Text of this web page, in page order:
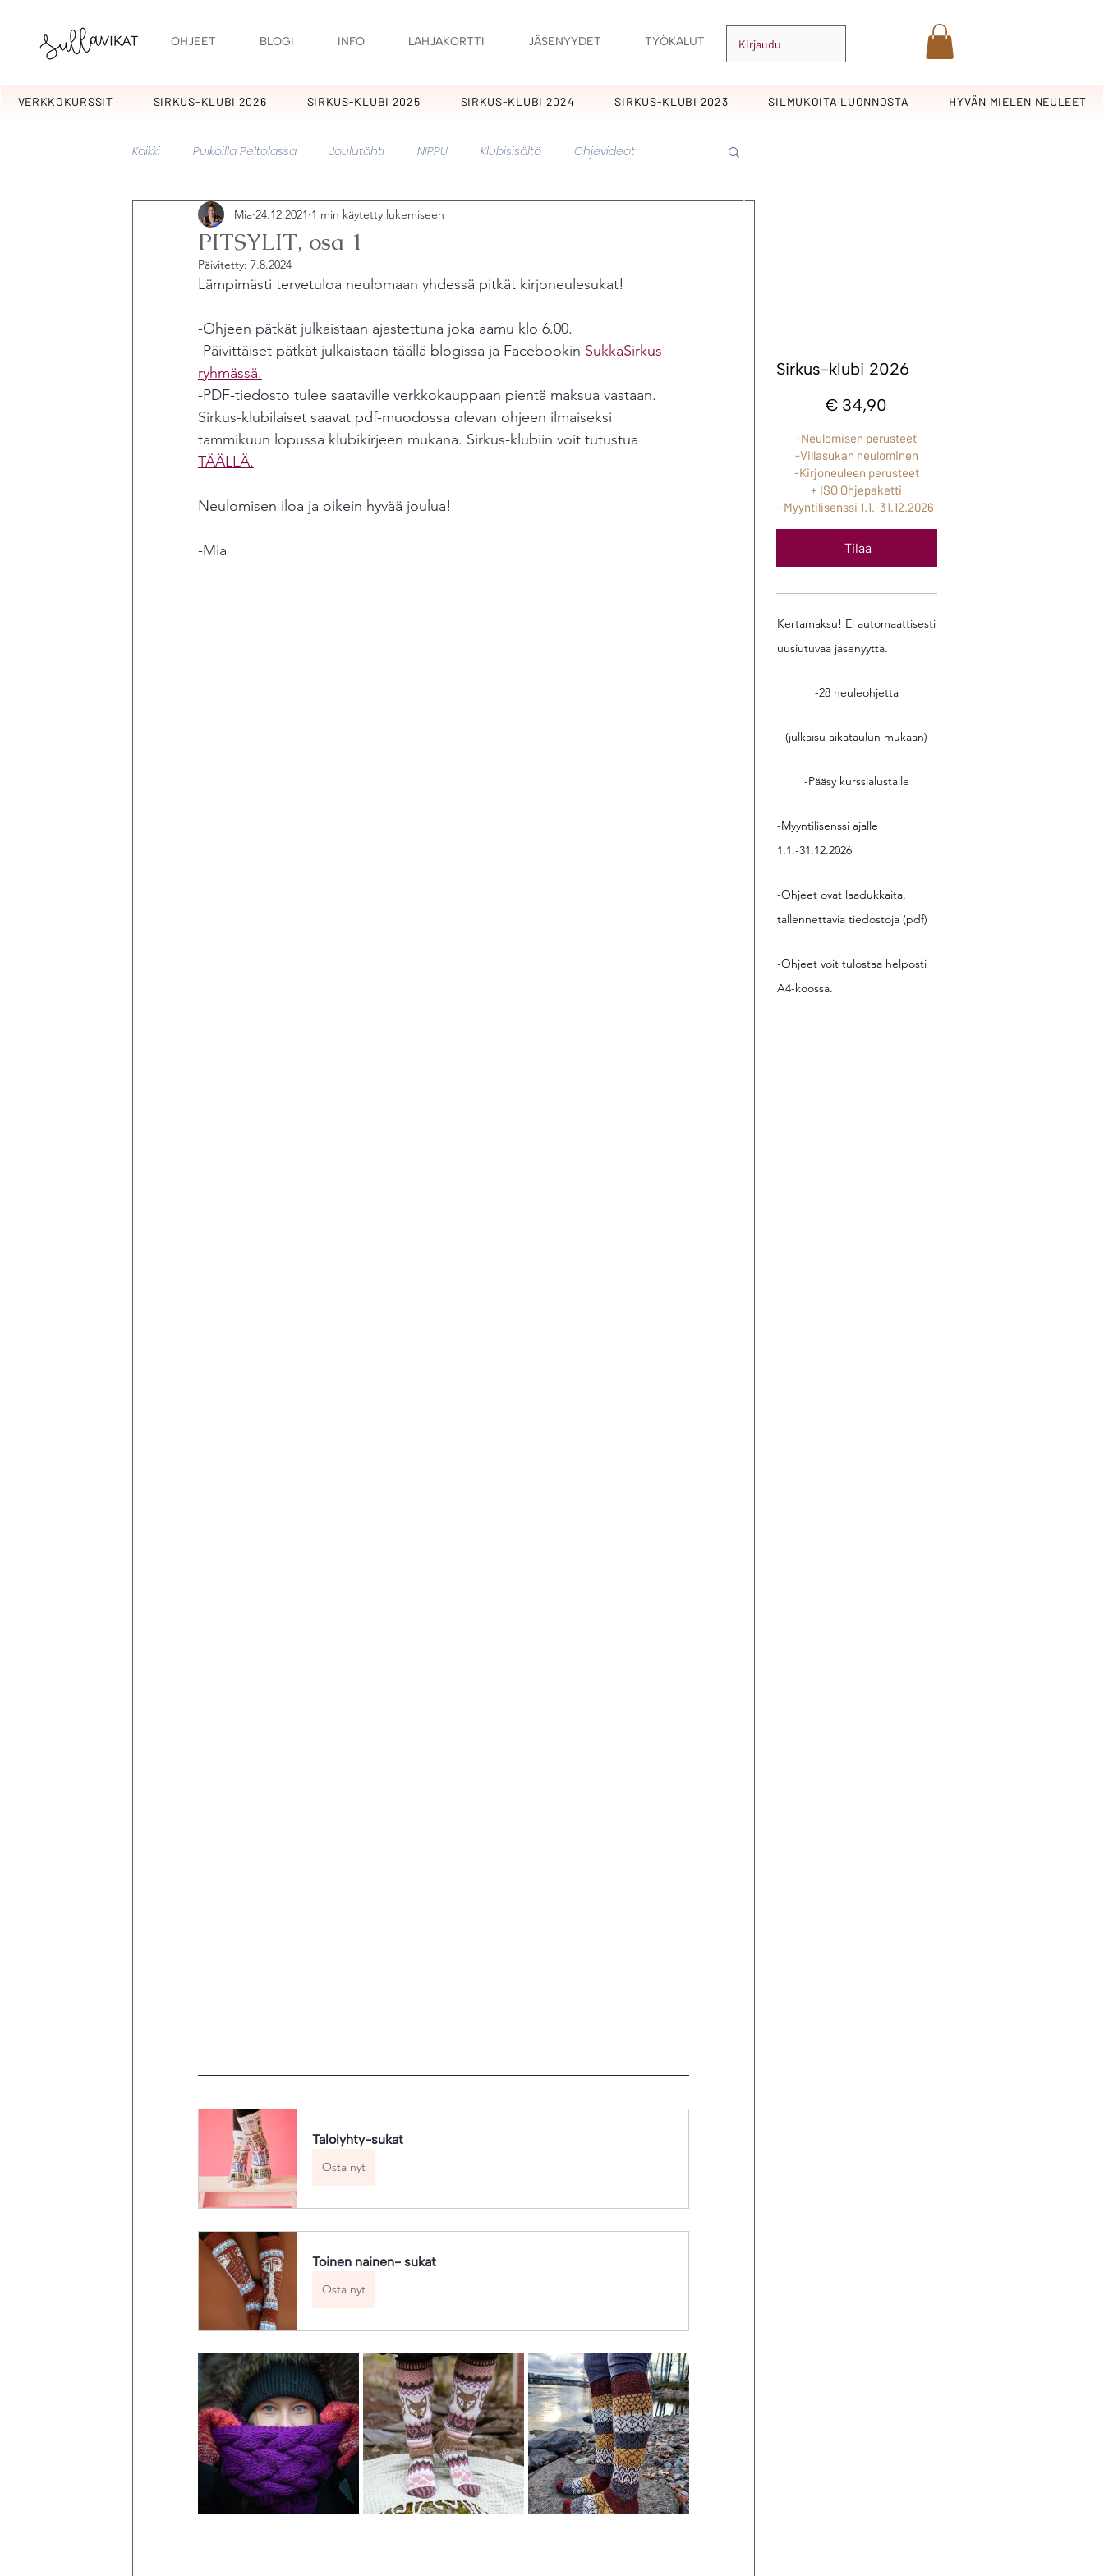
OHJEET BLOGI INFO LAHJAKORTTI JÄSENYYDET TYÖKALUT Kirjaudu
VERKKOKURSSIT SIRKUS-KLUBI 2026 SIRKUS-KLUBI 2025 SIRKUS-KLUBI 2024 SIRKUS-KLUBI 2023 SILMUKOITA LUONNOSTA HYVÄN MIELEN NEULEET
Kaikki Puikoilla Peltolassa Joulutähti NIPPU Klubisisältö Ohjevideot
Kotipiha Kuulumisia Kuurankukkia KIMARA
Sikermät Tulpukat Perholaiset Sirkus Pirskeet
Kakkarat Potpuri Lupaus Hurmaavat Pätkis Muut
Hyvän mielen villasukat HAIKU Huovuttaminen Ilmaiset neuleohjeet
PITSYLIT, osa 1
Mia 24.12.2021 1 min käytetty lukemiseen
Päivitetty: 7.8.2024
Lämpimästi tervetuloa neulomaan yhdessä pitkät kirjoneulesukat!
-Ohjeen pätkät julkaistaan ajastettuna joka aamu klo 6.00.
-Päivittäiset pätkät julkaistaan täällä blogissa ja Facebookin SukkaSirkus-
ryhmässä.
-PDF-tiedosto tulee saataville verkkokauppaan pientä maksua vastaan.
Sirkus-klubilaiset saavat pdf-muodossa olevan ohjeen ilmaiseksi
tammikuun lopussa klubikirjeen mukana. Sirkus-klubiin voit tutustua
TÄÄLLÄ.
Neulomisen iloa ja oikein hyvää joulua!
-Mia
Talolyhty-sukat
Osta nyt
Toinen nainen- sukat
Osta nyt
Sirkus-klubi 2026
€ 34,90
-Neulomisen perusteet
-Villasukan neulominen
-Kirjoneuleen perusteet
+ ISO Ohjepaketti
-Myyntilisenssi 1.1.-31.12.2026
Tilaa
Kertamaksu! Ei automaattisesti
uusiutuvaa jäsenyyttä.
-28 neuleohjetta
(julkaisu aikataulun mukaan)
-Pääsy kurssialustalle
-Myyntilisenssi ajalle
1.1.-31.12.2026
-Ohjeet ovat laadukkaita,
tallennettavia tiedostoja (pdf)
-Ohjeet voit tulostaa helposti
A4-koossa.